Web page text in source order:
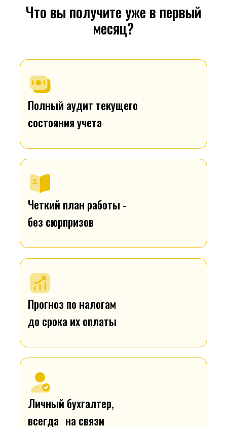
Что вы получите уже в первый
месяц?
Полный аудит текущего
состояния учета
Четкий план работы -
без сюрпризов
Прогноз по налогам
до срока их оплаты
Личный бухгалтер,
всегда на связи